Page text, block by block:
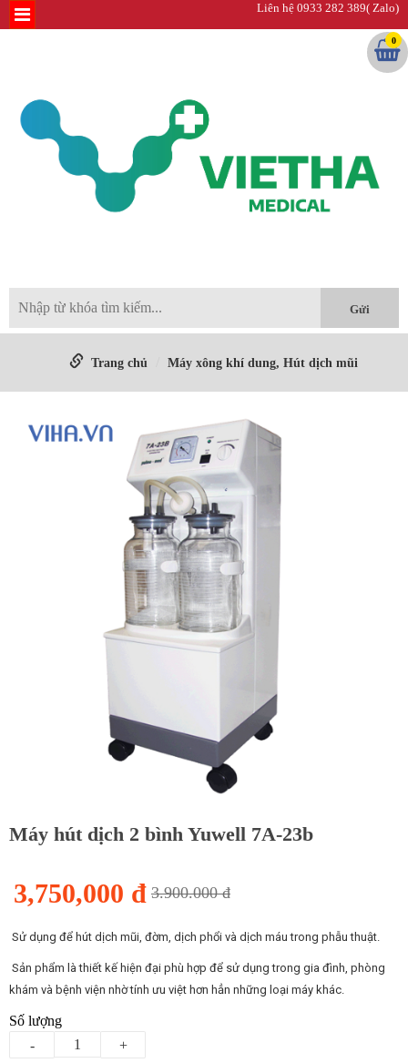
Liên hệ 0933 282 389( Zalo)
0
Trang chủ Máy xông khí dung, Hút dịch mũi
Máy hút dịch 2 bình Yuwell 7A-23b
3,750,000 đ 3.900.000 đ
Sử dụng để hút dịch mũi, đờm, dịch phổi và dịch máu trong phẫu thuật.
Sản phẩm là thiết kế hiện đại phù hợp để sử dụng trong gia đình, phòng
khám và bệnh viện nhờ tính ưu việt hơn hẳn những loại máy khác.
Số lượng
-
+